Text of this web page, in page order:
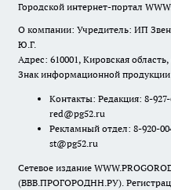
Городской интернет-портал
О компании: Учредитель: ИП
Ю.Г.
Адрес: 610001, Кировская
Знак информационной
Контакты: Редакция: 8-
red@pg52.ru
Рекламный отдел: 8-920-
st@pg52.ru
Сетевое издание
(ВВВ.ПРОГОРОДНН.РУ).